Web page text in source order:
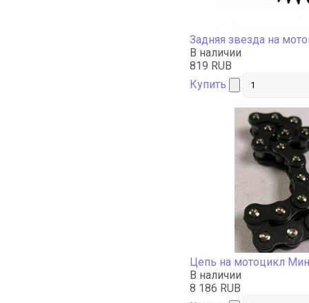
Задняя звезда на
В наличии
819 RUB
Купить
Цепь на мотоцикл
В наличии
8 186 RUB